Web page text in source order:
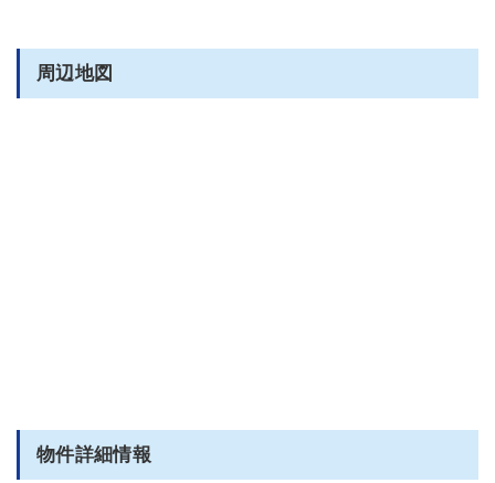
周辺地図
物件詳細情報